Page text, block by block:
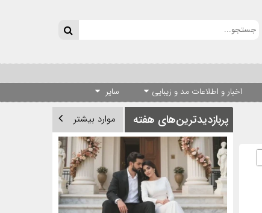
اخبار و اطلاعات مد و زیبایی سایر
پربازدیدترین‌های هفته موارد بیشتر